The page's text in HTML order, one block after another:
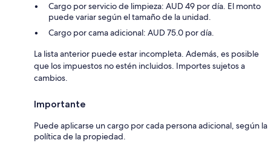
Cargo por servicio de limpieza: AUD 49 por día. El monto
puede variar según el tamaño de la unidad.
Cargo por cama adicional: AUD 75.0 por día.
La lista anterior puede estar incompleta. Además, es posible
que los impuestos no estén incluidos. Importes sujetos a
cambios.
Importante
Puede aplicarse un cargo por cada persona adicional, según la
política de la propiedad.